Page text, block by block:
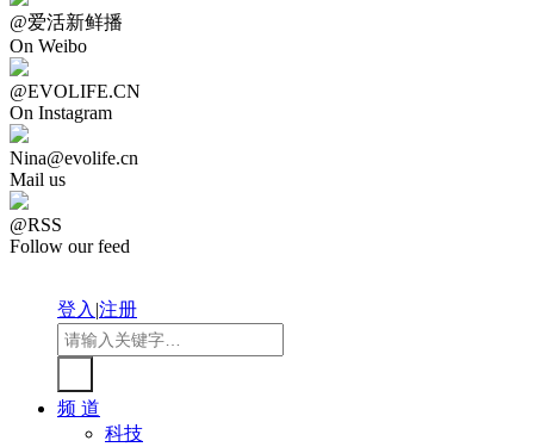
@爱活新鲜播
On Weibo
@EVOLIFE.CN
On Instagram
Nina@evolife.cn
Mail us
@RSS
Follow our feed
登入|注册
频 道
科技